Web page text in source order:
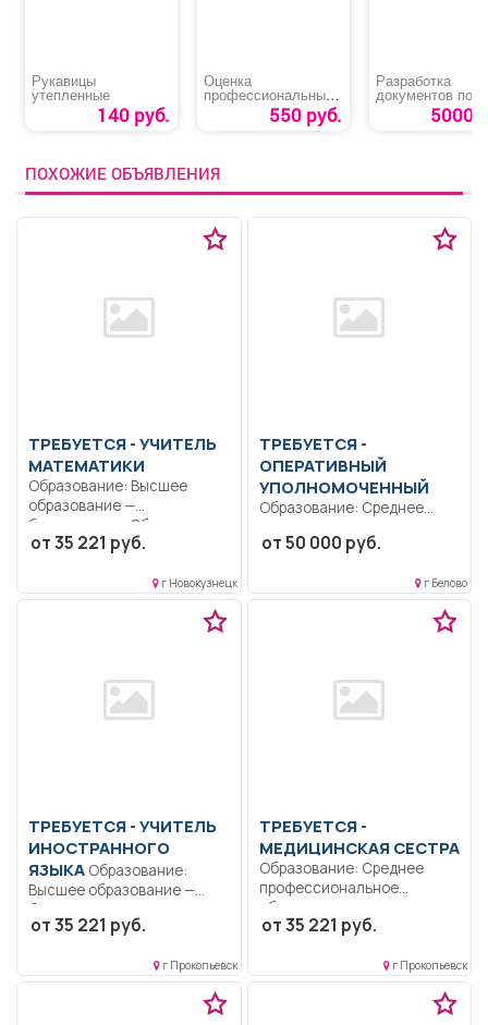
Рукавицы
утепленные
140 руб.
Оценка
профессиональных
рисков 550 руб.
Разработка
документов по
пожарной
безопасности
5000
ПОХОЖИЕ ОБЪЯВЛЕНИЯ
ТРЕБУЕТСЯ - УЧИТЕЛЬ
МАТЕМАТИКИ
Образование: Высшее
образование —
бакалавриат.. Обучение и
воспитание учащихся...
от 35 221 руб.
г Новокузнецк
ТРЕБУЕТСЯ -
ОПЕРАТИВНЫЙ
УПОЛНОМОЧЕННЫЙ
Образование: Среднее
Ответственность..
Ненормированный рабочий
от 50 000 руб.
г Белово
ТРЕБУЕТСЯ - УЧИТЕЛЬ
ИНОСТРАННОГО
ЯЗЫКА
Высшее образование —
бакалавриат..
Придерживаться языковой
от 35 221 руб.
г Прокопьевск
ТРЕБУЕТСЯ -
МЕДИЦИНСКАЯ СЕСТРА
Образование: Среднее
профессиональное
образование.
Ответственность.. В
инструкцией,...
от 35 221 руб.
г Прокопьевск